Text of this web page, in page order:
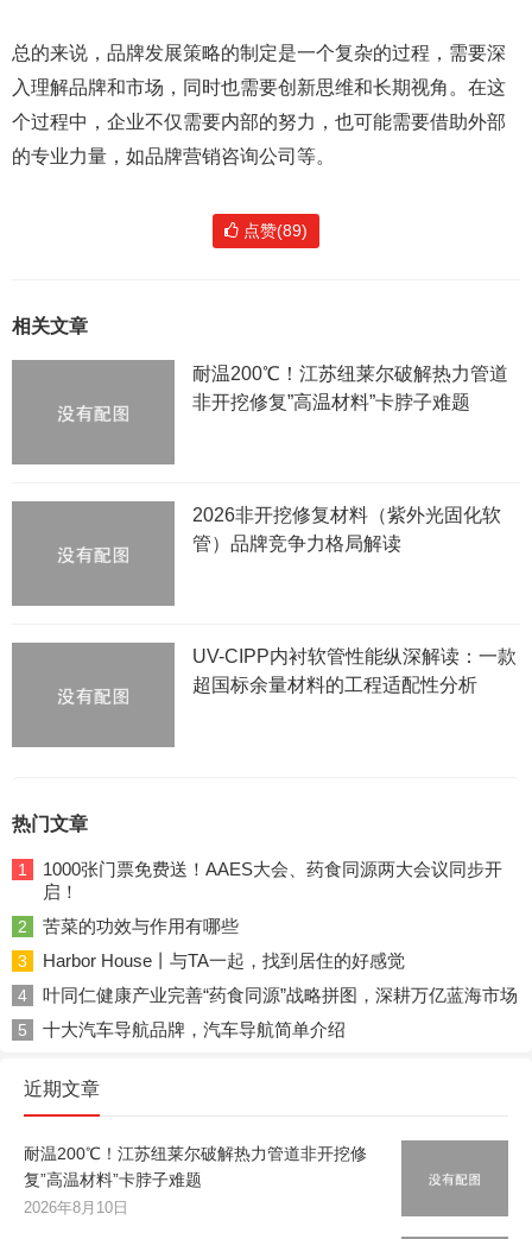
总的来说，品牌发展策略的制定是一个复杂的过程，需要深
入理解品牌和市场，同时也需要创新思维和长期视角。在这
个过程中，企业不仅需要内部的努力，也可能需要借助外部
的专业力量，如品牌营销咨询公司等。
点赞(89)
相关文章
耐温200℃！江苏纽莱尔破解热力管道
非开挖修复”高温材料”卡脖子难题
2026非开挖修复材料（紫外光固化软
管）品牌竞争力格局解读
UV-CIPP内衬软管性能纵深解读：一款
超国标余量材料的工程适配性分析
热门文章
1
1000张门票免费送！AAES大会、药食同源两大会议同步开
启！
2 苦菜的功效与作用有哪些
3 Harbor House丨与TA一起，找到居住的好感觉
4 叶同仁健康产业完善“药食同源”战略拼图，深耕万亿蓝海市场
5 十大汽车导航品牌，汽车导航简单介绍
近期文章
耐温200℃！江苏纽莱尔破解热力管道非开挖修
复”高温材料”卡脖子难题
2026年8月10日